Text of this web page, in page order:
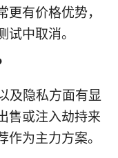
有价格优势，
中取消。
及隐私方面有显
售或注入劫持来
为主力方案。